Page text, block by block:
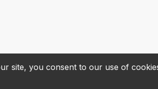
site, you consent to our use of